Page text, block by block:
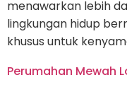
menawarkan lebih
lingkungan hidup
khusus untuk
Perumahan Mewah